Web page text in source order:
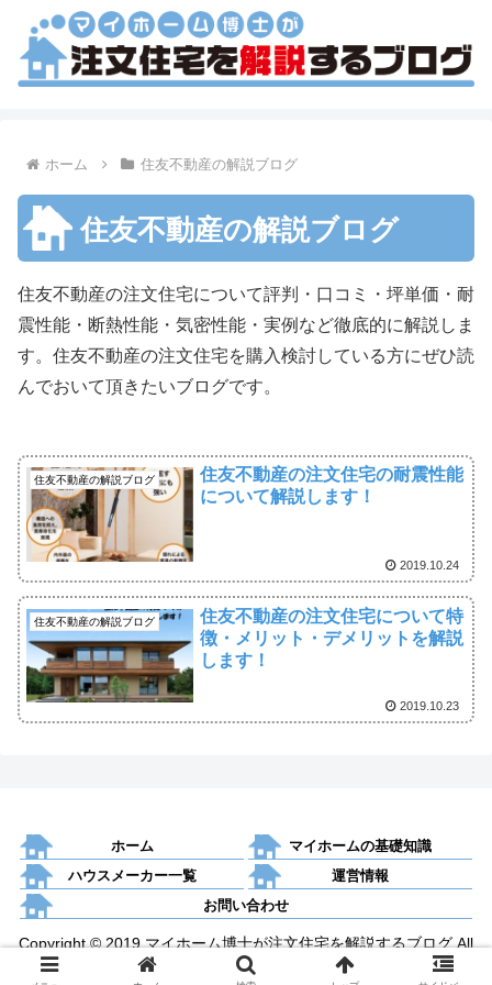
ホーム 住友不動産の解説ブログ
住友不動産の解説ブログ
住友不動産の注文住宅について評判・口コミ・坪単価・耐
震性能・断熱性能・気密性能・実例など徹底的に解説しま
す。住友不動産の注文住宅を購入検討している方にぜひ読
んでおいて頂きたいブログです。
住友不動産の解説ブログ
住友不動産の注文住宅の耐震性能
について解説します！
2019.10.24
住友不動産の解説ブログ
住友不動産の注文住宅について特
徴・メリット・デメリットを解説
します！
2019.10.23
ホーム
マイホームの基礎知識
ハウスメーカー一覧
運営情報
お問い合わせ
Copyright © 2019 マイホーム博士が注文住宅を解説するブログ All
Rights Reserved.